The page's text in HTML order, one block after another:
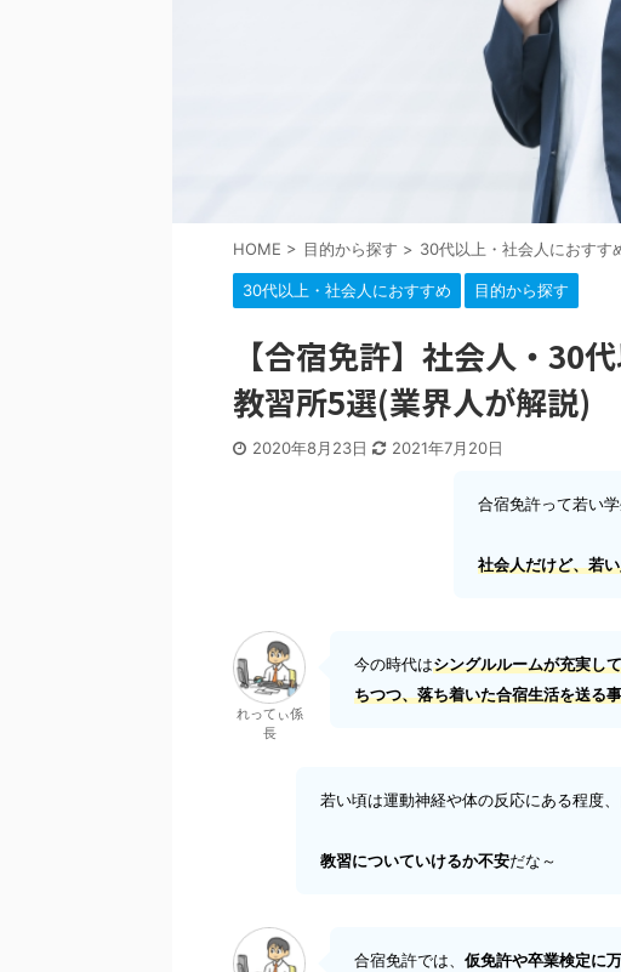
HOME > 目的から探す > 30代以上・社会人におすす
30代以上・社会人におすすめ 目的から探す
【合宿免許】社会人・30
教習所5選(業界人が解説)
2020年8月23日 2021年7月20日
合宿免許って若い
社会人だけど、若
れってぃ係
長
今の時代はシングルルームが充実し
ちつつ、落ち着いた合宿生活を送る
若い頃は運動神経や体の反応にある程度
教習についていけるか不安だな～
合宿免許では、 仮免許や卒業検定に